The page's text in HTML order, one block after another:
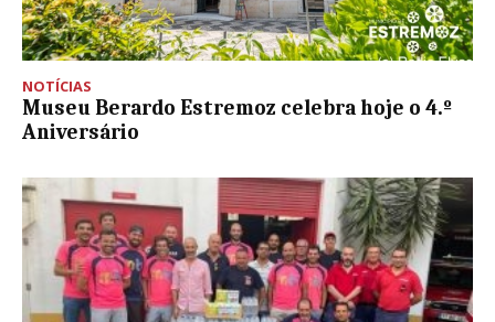
NOTÍCIAS
Museu Berardo Estremoz celebra hoje o 4.º
Aniversário